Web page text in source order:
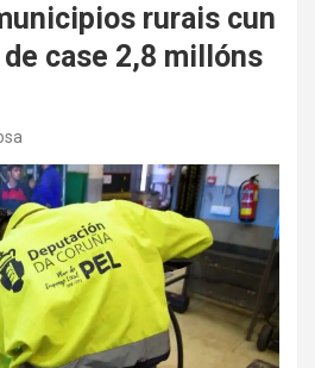
rurais cun
case 2,8 millóns